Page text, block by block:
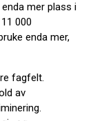
mer plass i
000
enda mer,
fagfelt.
av